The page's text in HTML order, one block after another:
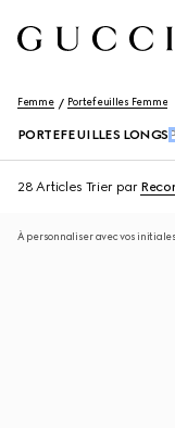
Femme Portefeuilles Femme
PORTEFEUILLES LONGS
28 Articles Trier par
À personnaliser avec vos initiales